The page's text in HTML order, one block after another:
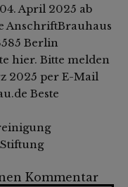
April 2025 ab
AnschriftBrauhaus
Berlin
hier. Bitte melden
2025 per E-Mail
Beste
Kommentar